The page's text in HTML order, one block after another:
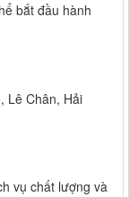
bắt đầu hành
Lê Chân, Hải
vụ chất lượng và